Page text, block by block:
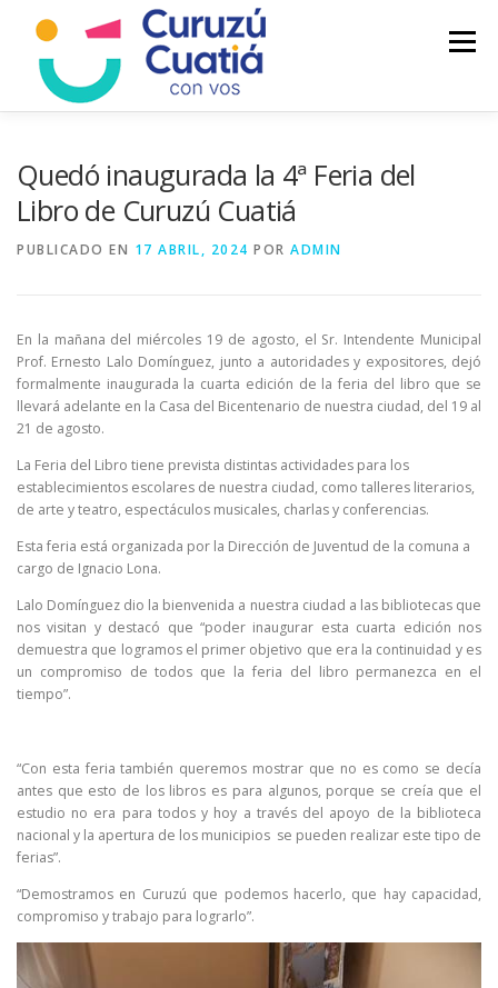
contenido
Menú
Quedó inaugurada la 4ª Feria del
Libro de Curuzú Cuatiá
PUBLICADO EN 17 ABRIL, 2024 POR ADMIN
En la mañana del miércoles 19 de agosto, el Sr. Intendente Municipal
Prof. Ernesto Lalo Domínguez, junto a autoridades y expositores, dejó
formalmente inaugurada la cuarta edición de la feria del libro que se
llevará adelante en la Casa del Bicentenario de nuestra ciudad, del 19 al
21 de agosto.
La Feria del Libro tiene prevista distintas actividades para los
establecimientos escolares de nuestra ciudad, como talleres literarios,
de arte y teatro, espectáculos musicales, charlas y conferencias.
Esta feria está organizada por la Dirección de Juventud de la comuna a
cargo de Ignacio Lona.
Lalo Domínguez dio la bienvenida a nuestra ciudad a las bibliotecas que
nos visitan y destacó que “poder inaugurar esta cuarta edición nos
demuestra que logramos el primer objetivo que era la continuidad y es
un compromiso de todos que la feria del libro permanezca en el
tiempo”.
“Con esta feria también queremos mostrar que no es como se decía
antes que esto de los libros es para algunos, porque se creía que el
estudio no era para todos y hoy a través del apoyo de la biblioteca
nacional y la apertura de los municipios se pueden realizar este tipo de
ferias”.
“Demostramos en Curuzú que podemos hacerlo, que hay capacidad,
compromiso y trabajo para lograrlo”.